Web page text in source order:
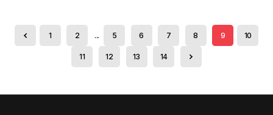
1 2 ... 5 6 7 8 9 10
11 12 13 14